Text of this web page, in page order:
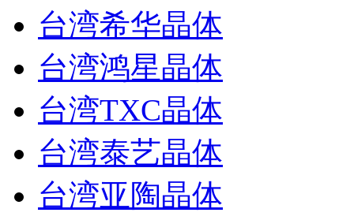
台湾希华晶体
台湾鸿星晶体
台湾TXC晶体
台湾泰艺晶体
台湾亚陶晶体